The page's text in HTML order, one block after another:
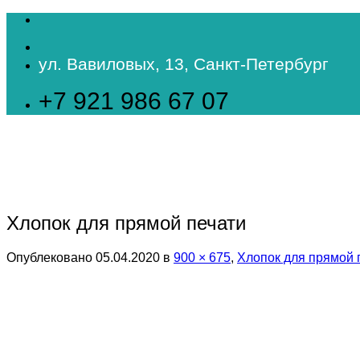
Skip
content
ул. Вавиловых, 13, Санкт-Петербург
+7 921 986 67 07
Хлопок для прямой печати
Опублековано 05.04.2020 в 900 × 675, Хлопок для прямой